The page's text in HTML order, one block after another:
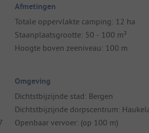
Afmetingen
Totale oppervlakte camping: 12 ha
Staanplaatsgrootte: 50 - 100 m²
Hoogte boven zeeniveau: 100 m
Omgeving
Dichtstbijzijnde stad: Bergen
Dichtstbijzijnde dorpscentrum:
Openbaar vervoer: (op 100 m)